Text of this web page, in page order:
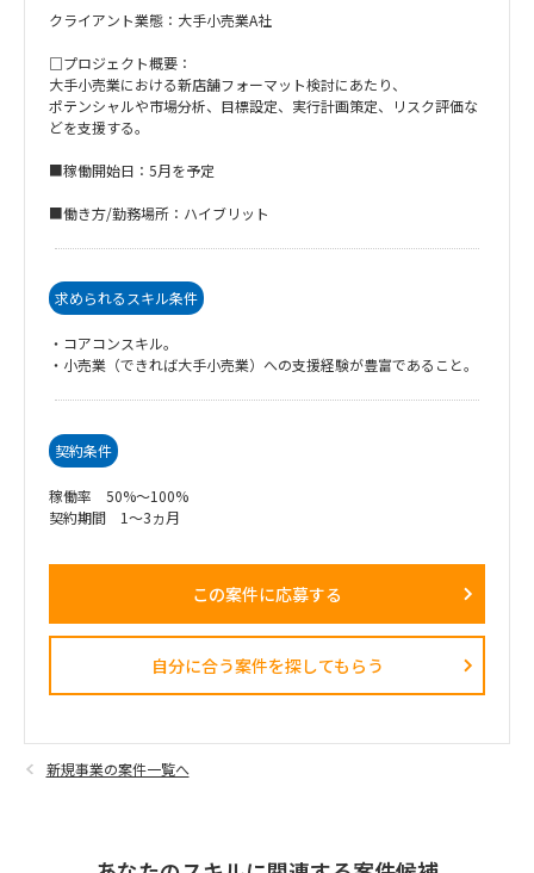
クライアント業態：大手小売業A社
□プロジェクト概要：
大手小売業における新店舗フォーマット検討にあたり、
ポテンシャルや市場分析、目標設定、実行計画策定、リスク評価な
どを支援する。
■稼働開始日：5月を予定
■働き方/勤務場所：ハイブリット
求められるスキル条件
・コアコンスキル。
・小売業（できれば大手小売業）への支援経験が豊富であること。
契約条件
稼働率 50%～100%
契約期間 1～3ヵ月
この案件に応募する
自分に合う案件を探してもらう​
新規事業の案件一覧へ